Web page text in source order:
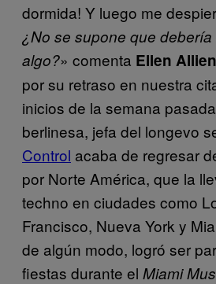
dormida! Y luego me
¿No se supone que
algo?» comenta Ellen Allien
por su retraso en nuestra
inicios de la semana
berlinesa, jefa del longevo
Control acaba de regresar
por Norte América, que la
techno en ciudades como
Francisco, Nueva York y
de algún modo, logró ser
fiestas durante el Miami